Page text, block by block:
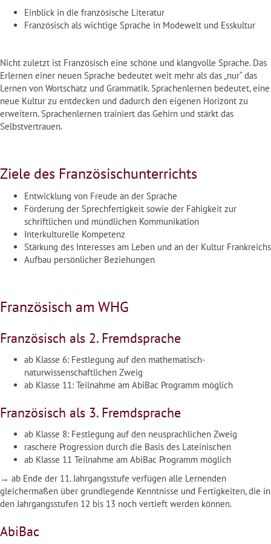
Einblick in die französische Literatur
Französisch als wichtige Sprache in Modewelt und Esskultur
Nicht zuletzt ist Französisch eine schöne und klangvolle Sprache. Das
Erlernen einer neuen Sprache bedeutet weit mehr als das „nur“ das
Lernen von Wortschatz und Grammatik. Sprachenlernen bedeutet, eine
neue Kultur zu entdecken und dadurch den eigenen Horizont zu
erweitern. Sprachenlernen trainiert das Gehirn und stärkt das
Selbstvertrauen.
Ziele des Französischunterrichts
Entwicklung von Freude an der Sprache
Förderung der Sprechfertigkeit sowie der Fähigkeit zur
schriftlichen und mündlichen Kommunikation
Interkulturelle Kompetenz
Stärkung des Interesses am Leben und an der Kultur Frankreichs
Aufbau persönlicher Beziehungen
Französisch am WHG
Französisch als 2. Fremdsprache
ab Klasse 6: Festlegung auf den mathematisch-
naturwissenschaftlichen Zweig
ab Klasse 11: Teilnahme am AbiBac Programm möglich
Französisch als 3. Fremdsprache
ab Klasse 8: Festlegung auf den neusprachlichen Zweig
raschere Progression durch die Basis des Lateinischen
ab Klasse 11 Teilnahme am AbiBac Programm möglich
→ ab Ende der 11. Jahrgangsstufe verfügen alle Lernenden
gleichermaßen über grundlegende Kenntnisse und Fertigkeiten, die in
den Jahrgangsstufen 12 bis 13 noch vertieft werden können.
AbiBac